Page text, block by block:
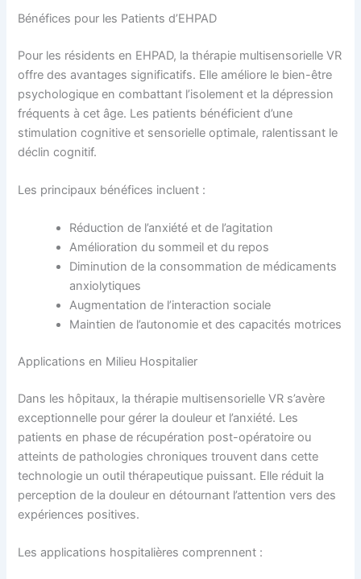
Bénéfices pour les Patients d’EHPAD
Pour les résidents en EHPAD, la thérapie multisensorielle VR
offre des avantages significatifs. Elle améliore le bien-être
psychologique en combattant l’isolement et la dépression
fréquents à cet âge. Les patients bénéficient d’une
stimulation cognitive et sensorielle optimale, ralentissant le
déclin cognitif.
Les principaux bénéfices incluent :
Réduction de l’anxiété et de l’agitation
Amélioration du sommeil et du repos
Diminution de la consommation de médicaments
anxiolytiques
Augmentation de l’interaction sociale
Maintien de l’autonomie et des capacités motrices
Applications en Milieu Hospitalier
Dans les hôpitaux, la thérapie multisensorielle VR s’avère
exceptionnelle pour gérer la douleur et l’anxiété. Les
patients en phase de récupération post-opératoire ou
atteints de pathologies chroniques trouvent dans cette
technologie un outil thérapeutique puissant. Elle réduit la
perception de la douleur en détournant l’attention vers des
expériences positives.
Les applications hospitalières comprennent :